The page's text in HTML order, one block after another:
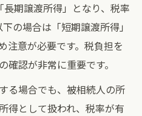
期譲渡所得」となり、税率
の場合は「短期譲渡所得」
注意が必要です。税負担を
認が非常に重要です。
る場合でも、被相続人の所
得として扱われ、税率が有